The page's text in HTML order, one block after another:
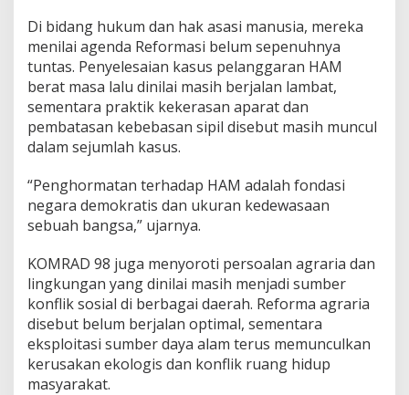
Di bidang hukum dan hak asasi manusia, mereka
menilai agenda Reformasi belum sepenuhnya
tuntas. Penyelesaian kasus pelanggaran HAM
berat masa lalu dinilai masih berjalan lambat,
sementara praktik kekerasan aparat dan
pembatasan kebebasan sipil disebut masih muncul
dalam sejumlah kasus.
“Penghormatan terhadap HAM adalah fondasi
negara demokratis dan ukuran kedewasaan
sebuah bangsa,” ujarnya.
KOMRAD 98 juga menyoroti persoalan agraria dan
lingkungan yang dinilai masih menjadi sumber
konflik sosial di berbagai daerah. Reforma agraria
disebut belum berjalan optimal, sementara
eksploitasi sumber daya alam terus memunculkan
kerusakan ekologis dan konflik ruang hidup
masyarakat.